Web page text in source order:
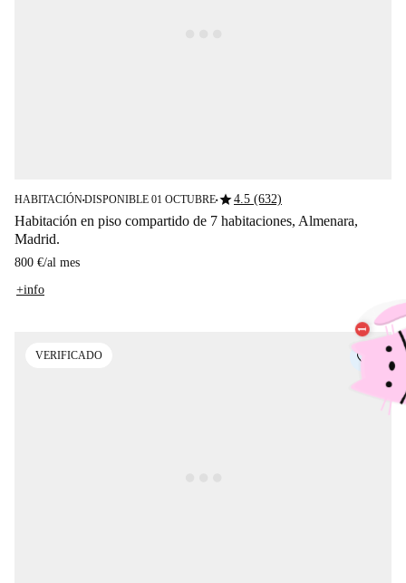
HABITACIÓN■DISPONIBLE 01 OCTUBRE■star4.5 (632)
Habitación en piso compartido de 7 habitaciones, Almenara,
Madrid.
800 €/al mes
+info
VERIFICADO